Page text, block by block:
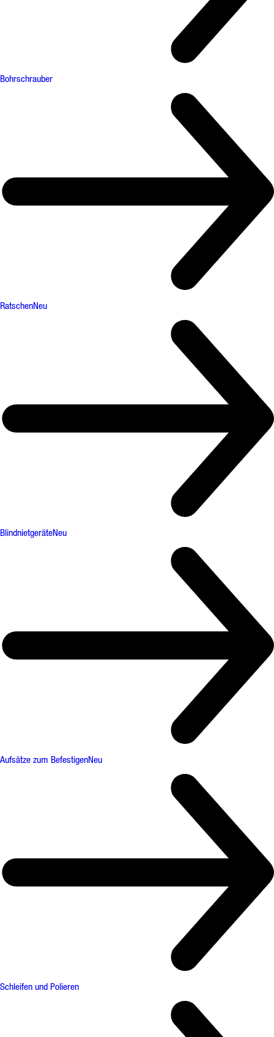
Bohrschrauber
RatschenNeu
BlindnietgeräteNeu
Aufsätze zum BefestigenNeu
Schleifen und Polieren